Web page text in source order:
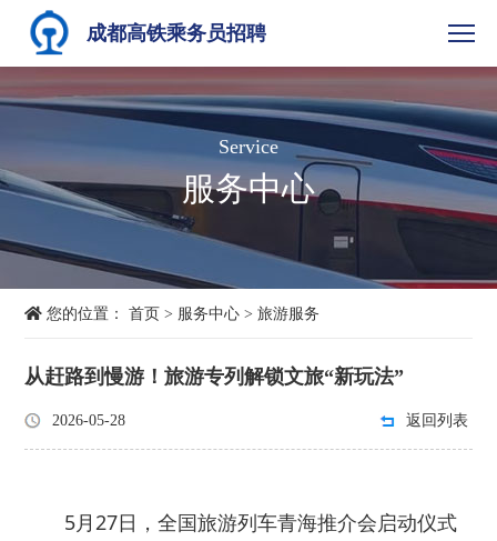
成都高铁乘务员招聘
Service
服务中心
您的位置：首页 > 服务中心 >旅游服务
从赶路到慢游！旅游专列解锁文旅“新玩法”
2026-05-28 返回列表
5月27日，全国旅游列车青海推介会启动仪式